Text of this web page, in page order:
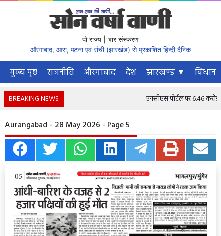
दो राज्य | चार संस्करण
औरंगाबाद, आरा, पटना एवं रांची (झारखंड) से प्रकाशित हिन्दी दैनिक
मुख्य पृष्ठ राजनीति औरंगाबाद देश झारखण्ड ▼
BREAKING NEWS एनसीएस पोर्टल पर 6.46 करोड़
Aurangabad - 28 May 2026 - Page 5